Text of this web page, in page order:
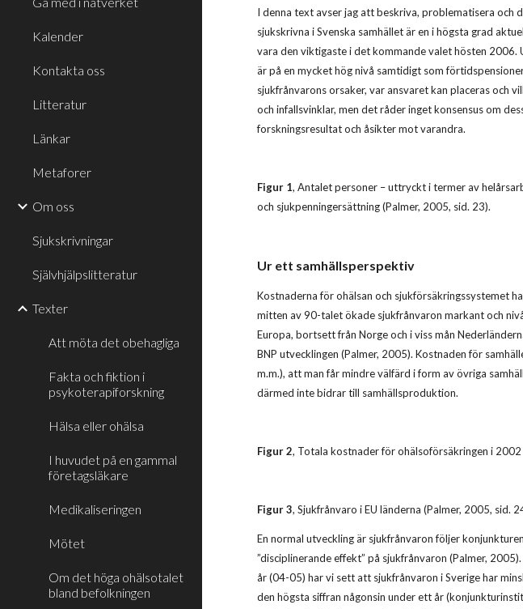
Kalender
Kontakta oss
Litteratur
Länkar
Metaforer
Om oss
Sjukskrivningar
Självhjälpslitteratur
Texter
Att möta det obehagliga
Fakta och fiktion i
psykoterapiforskning
Hälsa eller ohälsa
I huvudet på en gammal
företagsläkare
Medikaliseringen
Mötet
Om det höga ohälsotalet
bland befolkningen
I denna text avser jag att beskriva, problematisera och
sjukskrivna i Svenska samhället är en i högsta grad
vara den viktigaste i det kommande valet hösten
är på en mycket hög nivå samtidigt som
sjukfrånvarons orsaker, var ansvaret kan placeras och
och infallsvinklar, men det råder inget konsensus om
forskningsresultat och åsikter mot varandra.
Figur 1, Antalet personer – uttryckt i termer av
och sjukpenningersättning (Palmer, 2005, sid. 23).
Ur ett samhällsperspektiv
Kostnaderna för ohälsan och sjukförsäkringssystemet
mitten av 90-talet ökade sjukfrånvaron markant och
Europa, bortsett från Norge och i viss mån
BNP utvecklingen (Palmer, 2005). Kostnaden för
m.m.), att man får mindre välfärd i form av övriga
därmed inte bidrar till samhällsproduktion.
Figur 2, Totala kostnader för ohälsoförsäkringen i
Figur 3, Sjukfrånvaro i EU länderna (Palmer, 2005, sid.
En normal utveckling är sjukfrånvaron följer
”disciplinerande effekt” på sjukfrånvaron (Palmer,
år (04-05) har vi sett att sjukfrånvaron i Sverige har
den högsta siffran någonsin under ett år